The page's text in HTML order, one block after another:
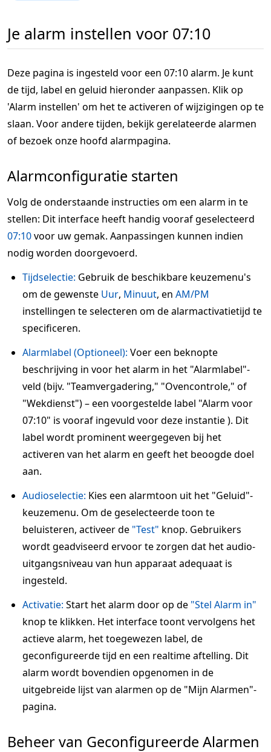
Je alarm instellen voor 07:10
Deze pagina is ingesteld voor een 07:10 alarm. Je kunt
de tijd, label en geluid hieronder aanpassen. Klik op
'Alarm instellen' om het te activeren of wijzigingen op te
slaan. Voor andere tijden, bekijk gerelateerde alarmen
of bezoek onze hoofd alarmpagina.
Alarmconfiguratie starten
Volg de onderstaande instructies om een alarm in te
stellen: Dit interface heeft handig vooraf geselecteerd
07:10voor uw gemak. Aanpassingen kunnen indien
nodig worden doorgevoerd.
Tijdselectie: Gebruik de beschikbare keuzemenu's
om de gewenste Uur, Minuut, en AM/PM
instellingen te selecteren om de alarmactivatietijd te
specificeren.
Alarmlabel (Optioneel): Voer een beknopte
beschrijving in voor het alarm in het "Alarmlabel"-
veld (bijv. "Teamvergadering," "Ovencontrole," of
"Wekdienst") – een voorgestelde label "Alarm voor
07:10" is vooraf ingevuld voor deze instantie ). Dit
label wordt prominent weergegeven bij het
activeren van het alarm en geeft het beoogde doel
aan.
Audioselectie: Kies een alarmtoon uit het "Geluid"-
keuzemenu. Om de geselecteerde toon te
beluisteren, activeer de "Test" knop. Gebruikers
wordt geadviseerd ervoor te zorgen dat het audio-
uitgangsniveau van hun apparaat adequaat is
ingesteld.
Activatie: Start het alarm door op de "Stel Alarm in"
knop te klikken. Het interface toont vervolgens het
actieve alarm, het toegewezen label, de
geconfigureerde tijd en een realtime aftelling. Dit
alarm wordt bovendien opgenomen in de
uitgebreide lijst van alarmen op de "Mijn Alarmen"-
pagina.
Beheer van Geconfigureerde Alarmen